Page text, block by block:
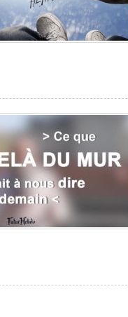
en privons pas ➦